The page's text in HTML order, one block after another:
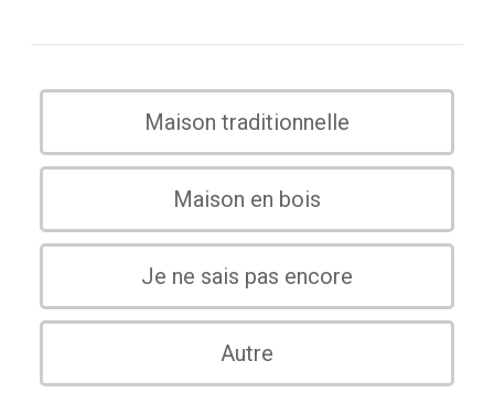
Maison traditionnelle
Maison en bois
Je ne sais pas encore
Autre